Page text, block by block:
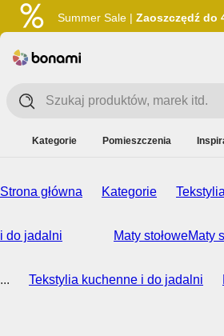
Summer Sale | Zaoszczędź do
Kategorie Pomieszczenia
Strona główna Kategorie Tekstylia
i do jadalni Maty stołoweMaty
... Tekstylia kuchenne i do jadalni